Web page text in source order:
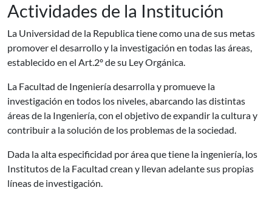
Actividades de la Institución
La Universidad de la Republica tiene como una de sus metas
promover el desarrollo y la investigación en todas las áreas,
establecido en el Art.2º de su Ley Orgánica.
La Facultad de Ingeniería desarrolla y promueve la
investigación en todos los niveles, abarcando las distintas
áreas de la Ingeniería, con el objetivo de expandir la cultura y
contribuir a la solución de los problemas de la sociedad.
Dada la alta especificidad por área que tiene la ingeniería, los
Institutos de la Facultad crean y llevan adelante sus propias
líneas de investigación.